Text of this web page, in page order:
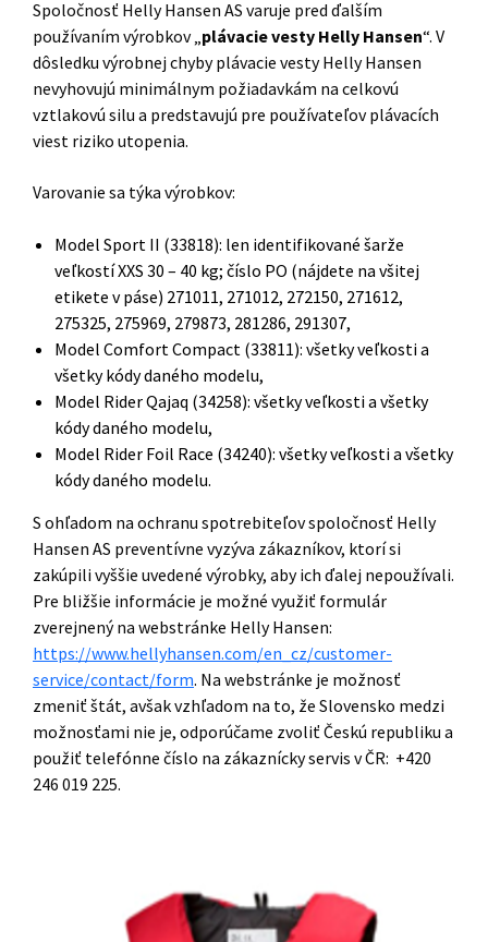
Spoločnosť Helly Hansen AS varuje pred ďalším
používaním výrobkov „ plávacie vesty Helly Hansen“. V
dôsledku výrobnej chyby plávacie vesty Helly Hansen
nevyhovujú minimálnym požiadavkám na celkovú
vztlakovú silu a predstavujú pre používateľov plávacích
viest riziko utopenia.
Varovanie sa týka výrobkov:
Model Sport II (33818): len identifikované šarže
veľkostí XXS 30 – 40 kg; číslo PO (nájdete na všitej
etikete v páse) 271011, 271012, 272150, 271612,
275325, 275969, 279873, 281286, 291307,
Model Comfort Compact (33811): všetky veľkosti a
všetky kódy daného modelu,
Model Rider Qajaq (34258): všetky veľkosti a všetky
kódy daného modelu,
Model Rider Foil Race (34240): všetky veľkosti a všetky
kódy daného modelu.
S ohľadom na ochranu spotrebiteľov spoločnosť Helly
Hansen AS preventívne vyzýva zákazníkov, ktorí si
zakúpili vyššie uvedené výrobky, aby ich ďalej nepoužívali.
Pre bližšie informácie je možné využiť formulár
zverejnený na webstránke Helly Hansen:
https://www.hellyhansen.com/en_cz/customer-
service/contact/form. Na webstránke je možnosť
zmeniť štát, avšak vzhľadom na to, že Slovensko medzi
možnosťami nie je, odporúčame zvoliť Českú republiku a
použiť telefónne číslo na zákaznícky servis v ČR: +420
246 019 225.